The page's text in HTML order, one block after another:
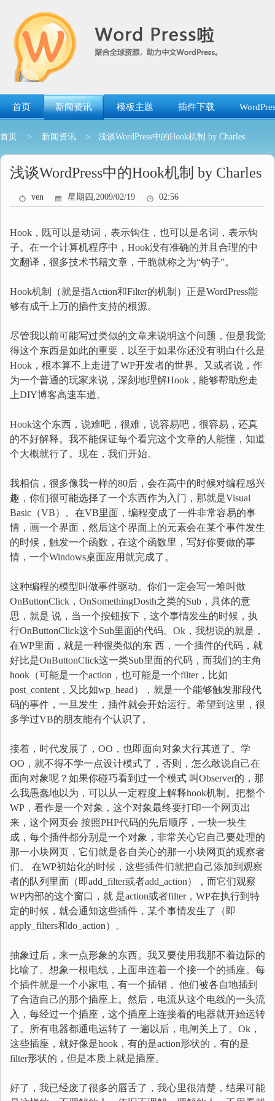
首页 新闻资讯 模板主题 插件下载
首页 > 新闻资讯 > 浅谈WordPress中的Hook机制 by Charles
浅谈WordPress中的Hook机制 by Charles
ven 星期四,2009/02/19 02:56
Hook，既可以是动词，表示钩住，也可以是名词，表示钩
子。在一个计算机程序中，Hook没有准确的并且合理的中
文翻译，很多技术书籍文章，干脆就称之为“钩子”。
Hook机制（就是指Action和Filter的机制）正是WordPress能
够有成千上万的插件支持的根源。
尽管我以前可能写过类似的文章来说明这个问题，但是我觉
得这个东西是如此的重要，以至于如果你还没有明白什么是
Hook，根本算不上走进了WP开发者的世界。又或者说，作
为一个普通的玩家来说，深刻地理解Hook，能够帮助您走
上DIY博客高速车道。
Hook这个东西，说难吧，很难，说容易吧，很容易，还真
的不好解释。我不能保证每个看完这个文章的人能懂，知道
个大概就行了。现在，我们开始。
我相信，很多像我一样的80后，会在高中的时候对编程感兴
趣，你们很可能选择了一个东西作为入门，那就是Visual
Basic（VB）。在VB里面，编程变成了一件非常容易的事
情，画一个界面，然后这个界面上的元素会在某个事件发生
的时候，触发一个函数，在这个函数里，写好你要做的事
情，一个Windows桌面应用就完成了。
这种编程的模型叫做事件驱动。你们一定会写一堆叫做
OnButtonClick，OnSomethingDosth之类的Sub，具体的意
思，就是 说，当一个按钮按下，这个事情发生的时候，执
行OnButtonClick这个Sub里面的代码。Ok，我想说的就是，
在WP里面，就是一种很类似的东 西，一个插件的代码，就
好比是OnButtonClick这一类Sub里面的代码，而我们的主角
hook（可能是一个action，也可能是一个filter，比如
post_content，又比如wp_head），就是一个能够触发那段代
码的事件，一旦发生，插件就会开始运行。希望到这里，很
多学过VB的朋友能有个认识了。
接着，时代发展了，OO，也即面向对象大行其道了。学
OO，就不得不学一点设计模式了，否则，怎么敢说自己在
面向对象呢？如果你碰巧看到过一个模式 叫Observer的，那
么我愚蠢地以为，可以从一定程度上解释hook机制。把整个
WP，看作是一个对象，这个对象最终要打印一个网页出
来，这个网页会 按照PHP代码的先后顺序，一块一块生
成，每个插件都分别是一个对象，非常关心它自己要处理的
那一小块网页，它们就是各自关心的那一小块网页的观察者
们。 在WP初始化的时候，这些插件们就把自己添加到观察
者的队列里面（即add_filter或者add_action），而它们观察
WP内部的这个窗口，就 是action或者filter，WP在执行到特
定的时候，就会通知这些插件，某个事情发生了（即
apply_filters和do_action）。
抽象过后，来一点形象的东西。我又要使用我那不着边际的
比喻了。想象一根电线，上面串连着一个接一个的插座。每
个插件就是一个小家电，有一个插销， 他们被各自地插到
了合适自己的那个插座上。然后，电流从这个电线的一头流
入，每经过一个插座，这个插座上连接着的电器就开始运转
了。所有电器都通电运转了 一遍以后，电闸关上了。Ok，
这些插座，就好像是hook，有的是action形状的，有的是
filter形状的，但是本质上就是插座。
好了，我已经废了很多的唇舌了，我心里很清楚，结果可能